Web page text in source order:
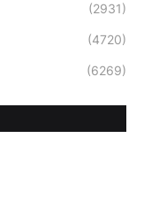
(2931)
(4720)
(6269)